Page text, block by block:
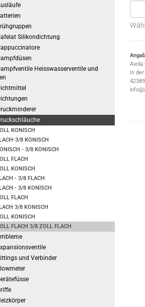
Silikondichtung
Heisswasserventile und
KONISCH
3/8 KONISCH
- 3/8 KONISCH
FLACH
KONISCH
- 3/8 FLACH
- 3/8 KONISCH
FLACH
3/8 KONISCH
KONISCH
FLACH 3/8 ZOLL FLACH
und Verbinder
Avola
In